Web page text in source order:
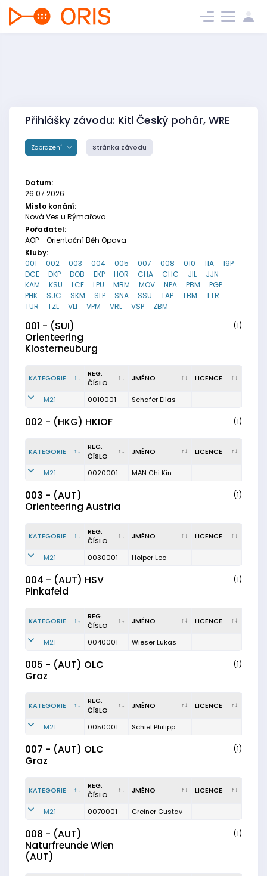
Přihlášky závodu: Kitl Český pohár, WRE
Zobrazení Stránka závodu
Datum:
26.07.2026
Místo konání:
Nová Ves u Rýmařova
Pořadatel:
AOP - Orientační Běh Opava
Kluby:
001
002 003 004 005 007 008 010 11A
19P
DCE
DKP DOB EKP HOR CHA CHC JIL
JJN
KAM
KSU LCE LPU MBM MOV NPA PBM
PGP
PHK
SJC SKM SLP SNA SSU TAP TBM
TTR
TUR
TZL VLI VPM VRL VSP ZBM
001 - (SUI)
Orienteering
Klosterneuburg
(1)
KATEGORIE
REG.
ČÍSLO
JMÉNO LICENCE
M21 0010001 Schafer Elias
002 - (HKG) HKIOF (1)
KATEGORIE
REG.
ČÍSLO
JMÉNO LICENCE
M21 0020001 MAN Chi Kin
003 - (AUT)
Orienteering Austria
(1)
KATEGORIE
REG.
ČÍSLO
JMÉNO LICENCE
M21 0030001 Holper Leo
004 - (AUT) HSV
Pinkafeld
(1)
KATEGORIE
REG.
ČÍSLO
JMÉNO LICENCE
M21 0040001 Wieser Lukas
005 - (AUT) OLC
Graz
(1)
KATEGORIE
REG.
ČÍSLO
JMÉNO LICENCE
M21 0050001 Schiel Philipp
007 - (AUT) OLC
Graz
(1)
KATEGORIE
REG.
ČÍSLO
JMÉNO LICENCE
M21 0070001 Greiner Gustav
008 - (AUT)
Naturfreunde Wien
(AUT)
(1)